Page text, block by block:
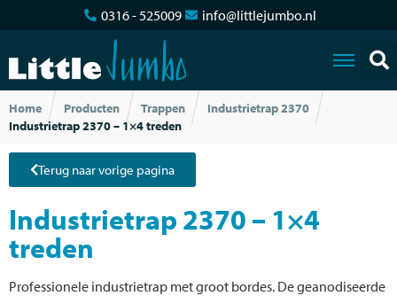
0316 - 525009 info@littlejumbo.nl
Home Producten Trappen
Industrietrap 2370
Industrietrap 2370 – 1×4 treden
Terug naar vorige pagina
Industrietrap 2370 – 1×4
treden
Professionele industrietrap met groot bordes. De geanodiseerde